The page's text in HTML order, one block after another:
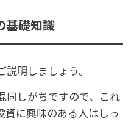
基礎知識
明しましょう。
同しがちですので、これ
資に興味のある人はしっ